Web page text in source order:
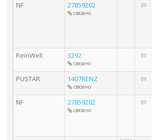
NF
27859202
связано
ReinWell
3292
связано
PUSTAR
1407RENZ
связано
NF
27859202
связано